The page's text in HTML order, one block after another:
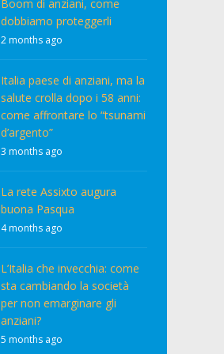
Boom di anziani, come
dobbiamo proteggerli
2 months ago
Italia paese di anziani, ma la
salute crolla dopo i 58 anni:
come affrontare lo “tsunami
d’argento”
3 months ago
La rete Assixto augura
buona Pasqua
4 months ago
L’Italia che invecchia: come
sta cambiando la società
per non emarginare gli
anziani?
5 months ago